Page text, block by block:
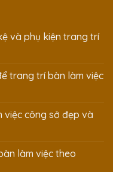
và phụ kiện trang trí
trang trí bàn làm việc
việc công sở đẹp và
làm việc theo